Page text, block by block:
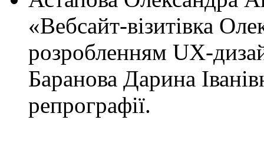
«Вебсайт-візитівка
розробленням UX-
Баранова Дарина
репрографії.